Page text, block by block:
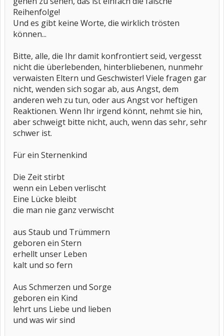
Reihenfolge!
Und es gibt keine Worte, die wirklich trösten
können...
Bitte, alle, die Ihr damit konfrontiert seid, vergesst
nicht die überlebenden, hinterbliebenen, nunmehr
verwaisten Eltern und Geschwister! Viele fragen gar
nicht, wenden sich sogar ab, aus Angst, dem
anderen weh zu tun, oder aus Angst vor heftigen
Reaktionen. Wenn Ihr irgend könnt, nehmt sie hin,
aber schweigt bitte nicht, auch, wenn das sehr, sehr
schwer ist.
Für ein Sternenkind
Die Zeit stirbt
wenn ein Leben verlischt
Eine Lücke bleibt
die man nie ganz verwischt
aus Staub und Trümmern
geboren ein Stern
erhellt unser Leben
kalt und so fern
Aus Schmerzen und Sorge
geboren ein Kind
lehrt uns Liebe und lieben
und was wir sind